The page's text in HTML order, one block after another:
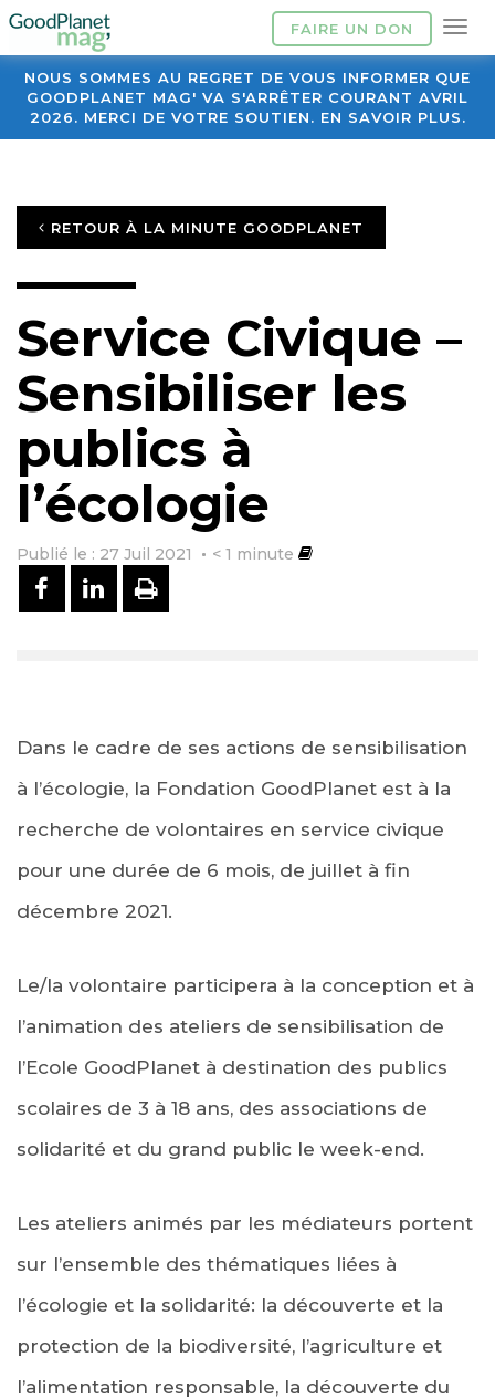
FAIRE UN DON
NOUS SOMMES AU REGRET DE VOUS INFORMER QUE
GOODPLANET MAG' VA S'ARRÊTER COURANT AVRIL
2026. MERCI DE VOTRE SOUTIEN. EN SAVOIR PLUS.
RETOUR À LA MINUTE GOODPLANET
Service Civique –
Sensibiliser les
publics à
l’écologie
Publié le : 27 Juil 2021 < 1 minute
PARTAGER SUR FACEBOOK
PARTAGER SUR LINKEDIN
IMPRIMER
Dans le cadre de ses actions de sensibilisation
à l’écologie, la Fondation GoodPlanet est à la
recherche de volontaires en service civique
pour une durée de 6 mois, de juillet à fin
décembre 2021.
Le/la volontaire participera à la conception et à
l’animation des ateliers de sensibilisation de
l’Ecole GoodPlanet à destination des publics
scolaires de 3 à 18 ans, des associations de
solidarité et du grand public le week-end.
Les ateliers animés par les médiateurs portent
sur l’ensemble des thématiques liées à
l’écologie et la solidarité: la découverte et la
protection de la biodiversité, l’agriculture et
l’alimentation responsable, la découverte du